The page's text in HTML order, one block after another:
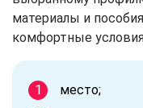
материалы и
комфортные
место;